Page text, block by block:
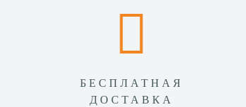
БЕСПЛАТНАЯ
ДОСТАВКА